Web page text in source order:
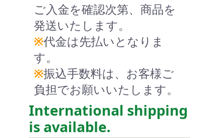
ご入金を確認次第、商品を
発送いたします。
※代金は先払いとなりま
す。
※振込手数料は、お客様ご
負担でお願いいたします。
International shipping
is available.